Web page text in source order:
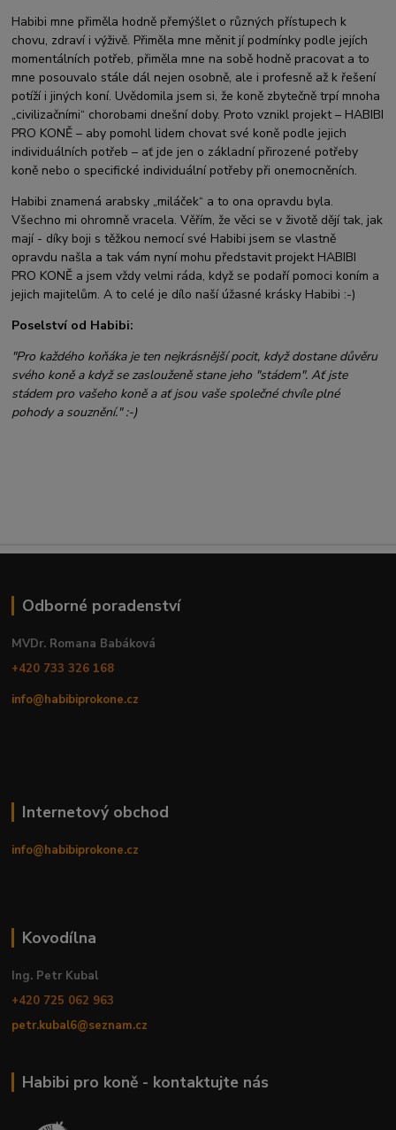
Habibi mne přiměla hodně přemýšlet o různých přístupech k
chovu, zdraví i výživě. Přiměla mne měnit jí podmínky podle jejích
momentálních potřeb, přiměla mne na sobě hodně pracovat a to
mne posouvalo stále dál nejen osobně, ale i profesně až k řešení
potíží i jiných koní. Uvědomila jsem si, že koně zbytečně trpí mnoha
„civilizačními“ chorobami dnešní doby. Proto vznikl projekt – HABIBI
PRO KONĚ – aby pomohl lidem chovat své koně podle jejich
individuálních potřeb – ať jde jen o základní přirozené potřeby
koně nebo o specifické individuální potřeby při onemocněních.
Habibi znamená arabsky „miláček“ a to ona opravdu byla.
Všechno mi ohromně vracela. Věřím, že věci se v životě dějí tak, jak
mají - díky boji s těžkou nemocí své Habibi jsem se vlastně
opravdu našla a tak vám nyní mohu představit projekt HABIBI
PRO KONĚ a jsem vždy velmi ráda, když se podaří pomoci koním a
jejich majitelům. A to celé je dílo naší úžasné krásky Habibi :-)
Poselství od Habibi:
"Pro každého koňáka je ten nejkrásnější pocit, když dostane důvěru
svého koně a když se zaslouženě stane jeho "stádem". Ať jste
stádem pro vašeho koně a ať jsou vaše společné chvíle plné
pohody a souznění." :-)
Odborné poradenství
MVDr. Romana Babáková
+420 733 326 168
info@habibiprokone.cz
Internetový obchod
info@habibiprokone.cz
Kovodílna
Ing. Petr Kubal
+420 725 062 963
petr.kubal6@seznam.cz
Habibi pro koně - kontaktujte nás